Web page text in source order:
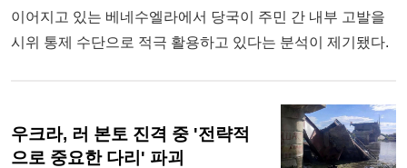
이어지고 있는 베네수엘라에서 당국이 주민 간 내부 고발을
시위 통제 수단으로 적극 활용하고 있다는 분석이 제기됐다.
우크라, 러 본토 진격 중 '전략적
으로 중요한 다리' 파괴